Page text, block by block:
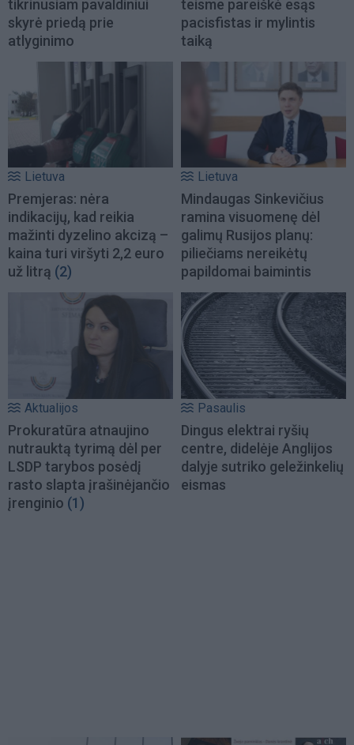
tikrinusiam pavaldiniui
skyrė priedą prie
atlyginimo
teisme pareiškė esąs
pacisfistas ir mylintis
taiką
Lietuva
Premjeras: nėra
indikacijų, kad reikia
mažinti dyzelino akcizą –
kaina turi viršyti 2,2 euro
už litrą (2)
Lietuva
Mindaugas Sinkevičius
ramina visuomenę dėl
galimų Rusijos planų:
piliečiams nereikėtų
papildomai baimintis
Aktualijos
Prokuratūra atnaujino
nutrauktą tyrimą dėl per
LSDP tarybos posėdį
rasto slapta įrašinėjančio
įrenginio (1)
Pasaulis
Dingus elektrai ryšių
centre, didelėje Anglijos
dalyje sutriko geležinkelių
eismas